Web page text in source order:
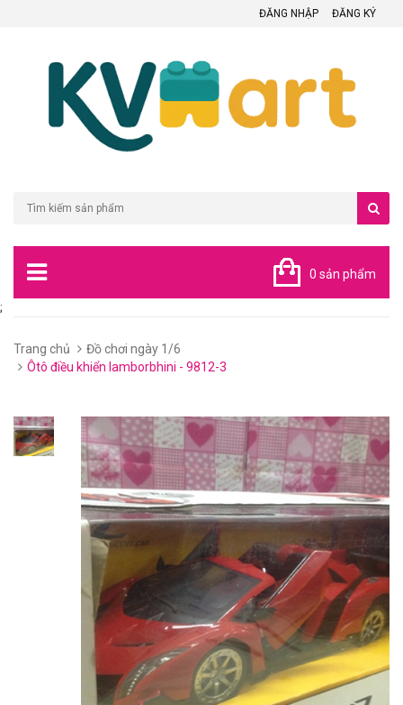
ĐĂNG NHẬP ĐĂNG KÝ
0 sản phẩm
;
Trang chủ
Đồ chơi ngày 1/6
Ôtô điều khiển lamborbhini - 9812-3